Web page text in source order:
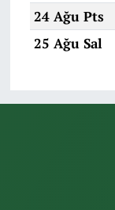
24 Ağu Pts
25 Ağu Sal